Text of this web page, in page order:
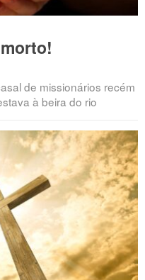
de missionários recém
à beira do rio